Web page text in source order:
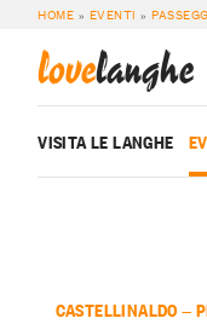
HOME » EVENTI »
lovelanghe
VISITA LE LANGHE
CASTELLINALDO —